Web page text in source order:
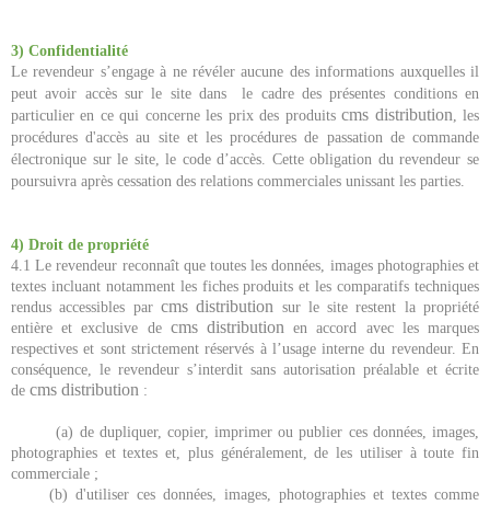
3) Confidentialité
Le revendeur s’engage à ne révéler aucune des informations auxquelles il
peut avoir accès sur le site dans le cadre des présentes conditions en
particulier en ce qui concerne les prix des produitscms distribution , les
procédures d'accès au site et les procédures de passation de commande
électronique sur le site, le code d’accès. Cette obligation du revendeur se
poursuivra après cessation des relations commerciales unissant les parties.
4) Droit de propriété
4.1 Le revendeur reconnaît que toutes les données, images photographies et
textes incluant notamment les fiches produits et les comparatifs techniques
rendus accessibles par cms distribution sur le site restent la propriété
entière et exclusive de cms distribution en accord avec les marques
respectives et sont strictement réservés à l’usage interne du revendeur. En
conséquence, le revendeur s’interdit sans autorisation préalable et écrite
de cms distribution :
(a) de dupliquer, copier, imprimer ou publier ces données, images,
photographies et textes et, plus généralement, de les utiliser à toute fin
commerciale ;
(b) d'utiliser ces données, images, photographies et textes comme